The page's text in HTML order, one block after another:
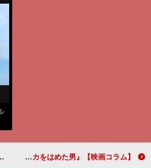
【映画コラム】アメリカ映画の底力を感じさせる『バリー・シール／アメリカをはめた男』